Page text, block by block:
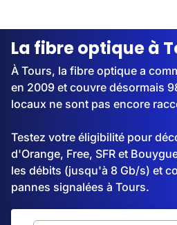
Streaming
La fibre optique à
À Tours, la fibre optique a
en 2009 et couvre désormais
locaux ne sont pas encore
Testez votre éligibilité pour
d'Orange, Free, SFR et
les débits (jusqu'à 8 Gb/s) et
pannes signalées à Tours.